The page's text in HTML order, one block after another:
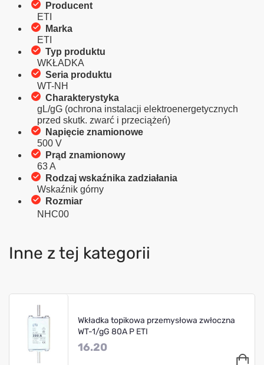
Producent
ETI
Marka
ETI
Typ produktu
WKŁADKA
Seria produktu
WT-NH
Charakterystyka
gL/gG (ochrona instalacji elektroenergetycznych
przed skutk. zwarć i przeciążeń)
Napięcie znamionowe
500 V
Prąd znamionowy
63 A
Rodzaj wskaźnika zadziałania
Wskaźnik górny
Rozmiar
NHC00
Inne z tej kategorii
Wkładka topikowa przemysłowa zwłoczna
WT-1/gG 80A P ETI
16.20